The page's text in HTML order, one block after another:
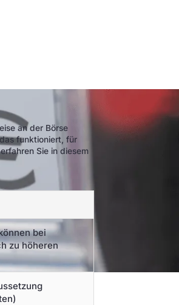
an der Börse
funktioniert, für
Sie in diesem
bei
zu höheren